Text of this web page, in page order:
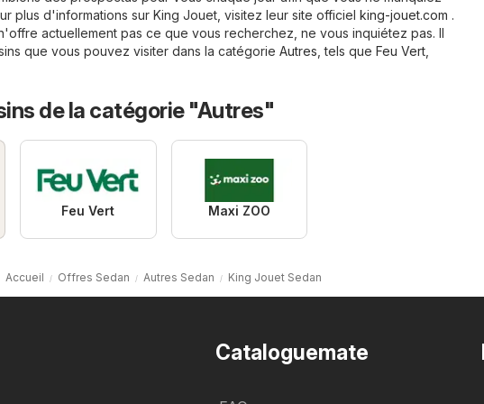
plus d'informations sur King Jouet, visitez leur site officiel king-jouet.com .
actuellement pas ce que vous recherchez, ne vous inquiétez pas. Il
que vous pouvez visiter dans la catégorie Autres , tels que Feu Vert
de la catégorie "Autres"
Feu Vert Maxi ZOO
Accueil Offres Sedan Autres Sedan King Jouet Sedan
Cataloguemate